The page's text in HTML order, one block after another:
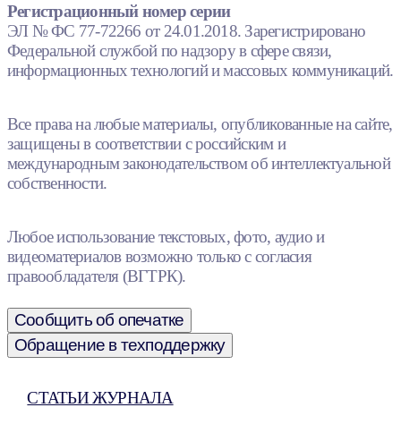
Регистрационный номер серии
ЭЛ № ФС 77-72266 от 24.01.2018. Зарегистрировано
Федеральной службой по надзору в сфере связи,
информационных технологий и массовых коммуникаций.
Все права на любые материалы, опубликованные на сайте,
защищены в соответствии с российским и
международным законодательством об интеллектуальной
собственности.
Любое использование текстовых, фото, аудио и
видеоматериалов возможно только с согласия
правообладателя (ВГТРК).
Сообщить об опечатке
Обращение в техподдержку
СТАТЬИ ЖУРНАЛА